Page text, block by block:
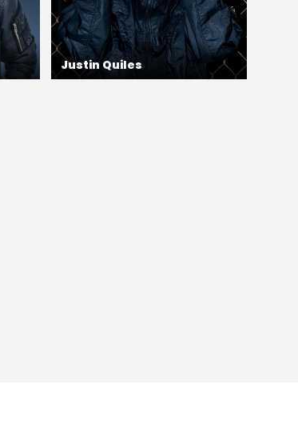
Justin Quiles